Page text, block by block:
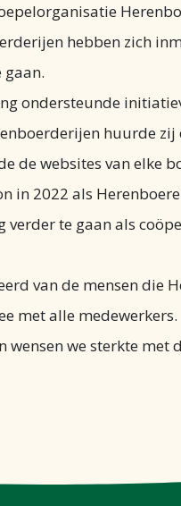
hebben zich
gaan.
ondersteunde
huurde
de websites van elke
in 2022 als
verder te gaan als
van de mensen die
met alle medewerkers.
wensen we sterkte met